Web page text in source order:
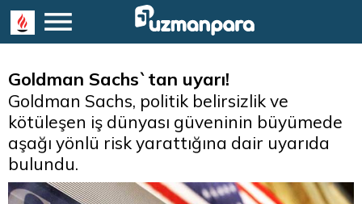
Goldman Sachs`tan uyarı!
Goldman Sachs, politik belirsizlik ve
kötüleşen iş dünyası güveninin büyümede
aşağı yönlü risk yarattığına dair uyarıda
bulundu.